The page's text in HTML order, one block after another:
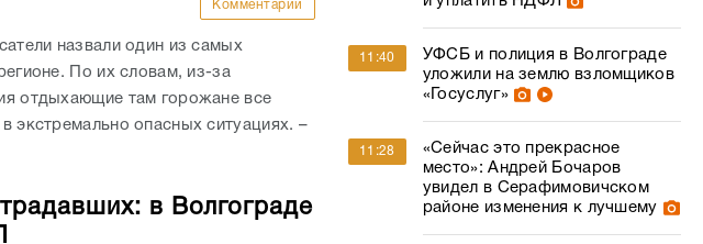
Комментарии
назвали один из самых
По их словам, из-за
отдыхающие там горожане все
экстремально опасных ситуациях. –
в Волгограде
11:40
УФСБ и полиция в Волгограде
уложили на землю взломщиков
«Госуслуг»
11:28
«Сейчас это прекрасное
место»: Андрей Бочаров
увидел в Серафимовичском
районе изменения к лучшему